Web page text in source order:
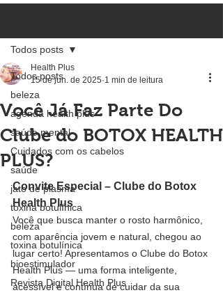
Todos posts
beleza
agenda health plus
saúde mental
Cuidados com os cabelos
saúde
jato de plasma
toxina botulínica
beleza
toxina botulínica
bioestimulador
Revista Digital Health Plus
Todos posts
Você Já Faz Parte Do
Clube do BOTOX HEALTH
PLUS?
Health Plus
15 de jun. de 2025 1 min de leitura
Convite Especial – Clube do Botox
Health Plus
Você que busca manter o rosto harmônico,
com aparência jovem e natural, chegou ao
lugar certo! Apresentamos o Clube do Botox
Health Plus — uma forma inteligente,
acessível e contínua de cuidar da sua